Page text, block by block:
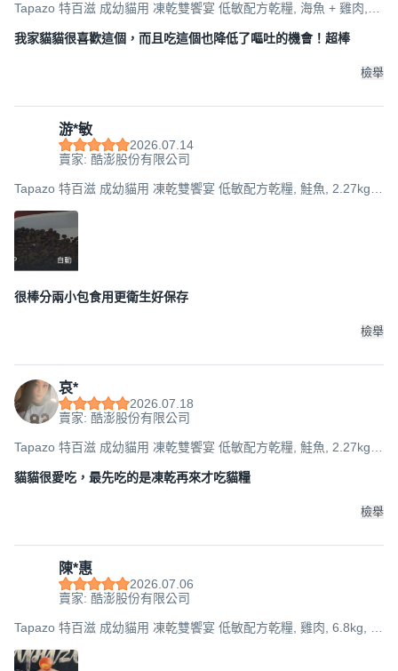
Tapazo 特百滋 成幼貓用 凍乾雙饗宴 低敏配方乾糧, 海魚 + 雞肉,
我家貓貓很喜歡這個，而且吃這個也降低了嘔吐的機會！超棒
檢舉
游*敏
2026.07.14
賣家: 酷澎股份有限公司
Tapazo 特百滋 成幼貓用 凍乾雙饗宴 低敏配方乾糧, 鮭魚, 2.27kg,
很棒分兩小包食用更衛生好保存
檢舉
哀*
2026.07.18
賣家: 酷澎股份有限公司
Tapazo 特百滋 成幼貓用 凍乾雙饗宴 低敏配方乾糧, 鮭魚, 2.27kg,
貓貓很愛吃，最先吃的是凍乾再來才吃貓糧
檢舉
陳*惠
2026.07.06
賣家: 酷澎股份有限公司
Tapazo 特百滋 成幼貓用 凍乾雙饗宴 低敏配方乾糧, 雞肉, 6.8kg, 1